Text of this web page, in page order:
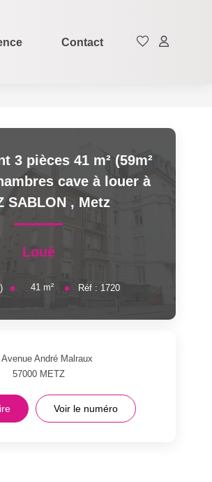
Contact
3 pièces 41 m² (59m²
cave à louer à
SABLON , Metz
Loué
41 m² Réf : 1720
Avenue André Malraux
57000 METZ
Voir le numéro